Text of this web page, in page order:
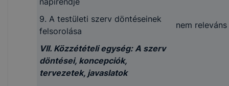
9. A testületi szerv döntéseinek
felsorolása
nem releváns
VII. Közzétételi egység: A szerv
döntései, koncepciók,
tervezetek, javaslatok